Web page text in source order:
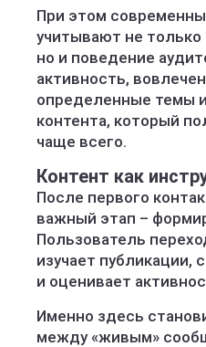
При этом
учитывают не только
но и поведение
активность,
определенные темы
контента, который
чаще всего.
Контент как
После первого
важный этап –
Пользователь
изучает публикации,
и оценивает
Именно здесь
между «живым»